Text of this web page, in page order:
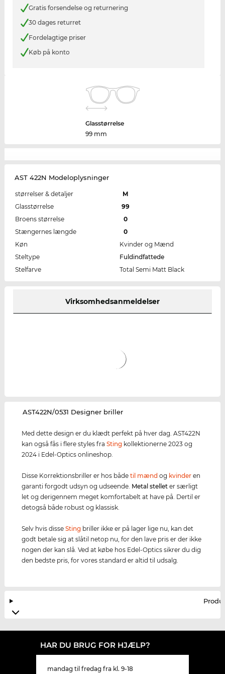
Gratis forsendelse og returnering
30 dages returret
Fordelagtige priser
Køb på konto
Glasstørrelse
99 mm
AST 422N Modeloplysninger
størrelser & detaljer
M
Glasstørrelse
99
Broens størrelse
0
Stængernes længde
0
Køn
Kvinder og Mænd
Steltype
Fuldindfattede
Stelfarve
Total Semi Matt Black
Virksomhedsanmeldelser
‌AST422N/0531 Designer briller
Med dette design er du klædt perfekt på hver dag. AST422N
kan også fås i flere styles fraSting kollektionerne 2023 og
2024 i Edel-Optics onlineshop.
Disse Korrektionsbriller er hos bådetil mænd og kvinder en
garanti forgodt udsyn og udseende. Metal stellet er særligt
let og derigennem meget komfortabelt at have på. Dertil er
detogså både robust og klassisk.
Selv hvis disseSting briller ikke er på lager lige nu, kan det
godt betale sig at slåtil netop nu, for den lave pris er der ikke
nogen der kan slå. Ved at købe hos Edel-Optics sikrer du dig
den bedste pris, for vores standard er altid til udsalg.
HAR DU BRUG FOR HJÆLP?
mandag til fredag fra kl. 9-18